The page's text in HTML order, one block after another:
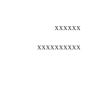
xxxxxx
xxxxxxxxxx